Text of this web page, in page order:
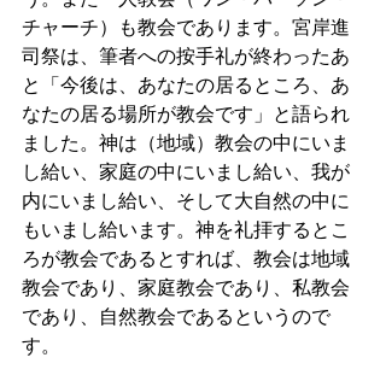
チャーチ）も教会であります。宮岸進
司祭は、筆者への按手礼が終わったあ
と「今後は、あなたの居るところ、あ
なたの居る場所が教会です」と語られ
ました。神は（地域）教会の中にいま
し給い、家庭の中にいまし給い、我が
内にいまし給い、そして大自然の中に
もいまし給います。神を礼拝するとこ
ろが教会であるとすれば、教会は地域
教会であり、家庭教会であり、私教会
であり、自然教会であるというので
す。